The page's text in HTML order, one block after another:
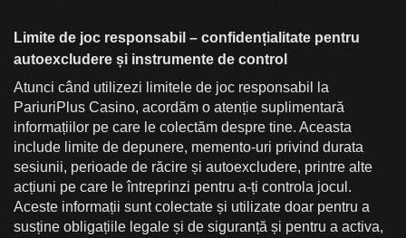
Limite de joc responsabil – confidențialitate pentru
autoexcludere și instrumente de control
Atunci când utilizezi limitele de joc responsabil la
PariuriPlus Casino, acordăm o atenție suplimentară
informațiilor pe care le colectăm despre tine. Aceasta
include limite de depunere, memento-uri privind durata
sesiunii, perioade de răcire și autoexcludere, printre alte
acțiuni pe care le întreprinzi pentru a-ți controla jocul.
Aceste informații sunt colectate și utilizate doar pentru a
susține obligațiile legale și de siguranță și pentru a activa,